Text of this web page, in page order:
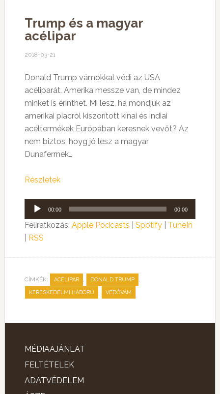
Trump és a magyar
acélipar
2018-03-21
Donald Trump vámokkal védi az USA
acéliparát. Amerika messze van, de mindez
minket is érinthet. Mi lesz, ha mondjuk az
amerikai piacról kiszorított kínai és indiai
acéltermékek Európában keresnek vevőt? Az
nem biztos, hoyg jó lesz a magyar
Dunaferrnek…
Részletek
Audió
lejátszó
00:00 00:00
Feliratkozás: Apple Podcasts Spotify| TuneIn
RSS
CÍMKÉK: ACÉLIPAR , DONALD TRUMP ,
KERESKEDELMI HÁBORÚ , VÉDŐVÁM
MÉDIAAJÁNLAT
FELTÉTELEK
ADATVÉDELEM